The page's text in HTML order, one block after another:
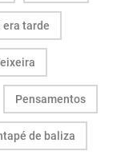
era tarde
Pensamentos
de baliza